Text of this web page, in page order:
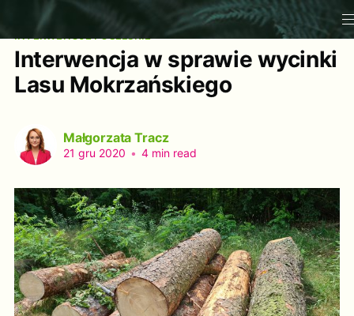
Interwencja w sprawie wycinki
Lasu Mokrzańskiego
Małgorzata Tracz
21 gru 2020 • 4 min read